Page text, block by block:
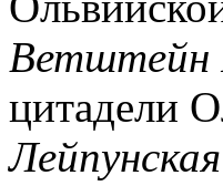
Ветштейн
цитадели